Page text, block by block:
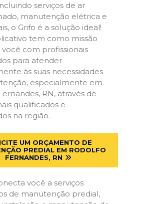
serviços de ar
manutenção elétrica e
o Grifo é a solução ideal!
tem como missão
com profissionais
para atender
às suas necessidades
especialmente em
RN, através de
qualificados e
na região.
UM ORÇAMENTO DE
PREDIAL EM RODOLFO
FERNANDES, RN
você a serviços
de manutenção predial,